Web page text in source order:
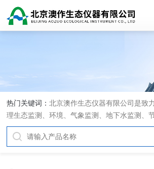
热门关键词：北京澳作生态仪器有限公司是致
理生态监测、环境、气象监测、地下水监测、
和系统集成的专业公司